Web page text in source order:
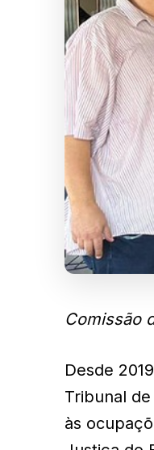
Comissão
Desde
Tribunal
às